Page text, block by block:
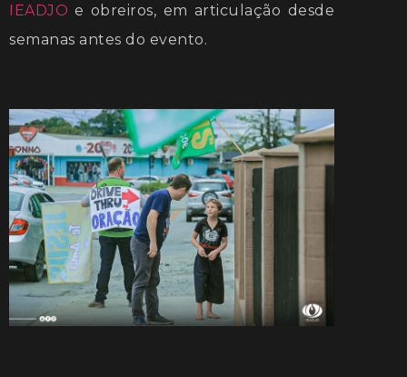
IEADJO e obreiros, em articulação desde
semanas antes do evento.